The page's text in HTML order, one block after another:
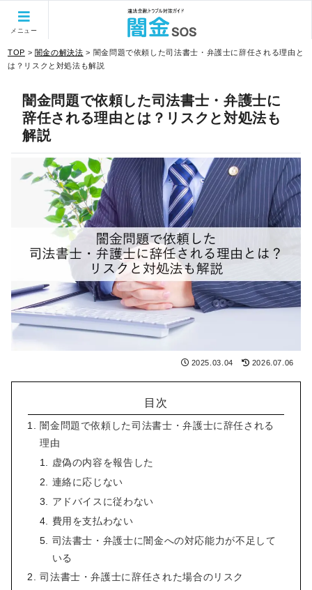
当サイトはPRを含みます。
TOP > 闇金の解決法 > 闇金問題で依頼した司法書士・弁護士に辞任される理由と
は？リスクと対処法も解説
闇金問題で依頼した司法書士・弁護士に
辞任される理由とは？リスクと対処法も
解説
2025.03.04 2026.07.06
目次
闇金問題で依頼した司法書士・弁護士に辞任される
理由
虚偽の内容を報告した
連絡に応じない
アドバイスに従わない
費用を支払わない
司法書士・弁護士に闇金への対応能力が不足して
いる
司法書士・弁護士に辞任された場合のリスク
メニュー